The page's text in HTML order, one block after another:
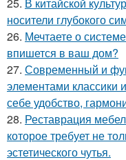
носители глубокого
26. Мечтаете о
впишется в ваш дом?
27. Современный и
элементами классики
себе удобство,
28. Реставрация
которое требует не
эстетического чутья.